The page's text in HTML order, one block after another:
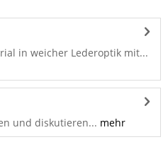
in weicher Lederoptik mit...
und diskutieren... mehr